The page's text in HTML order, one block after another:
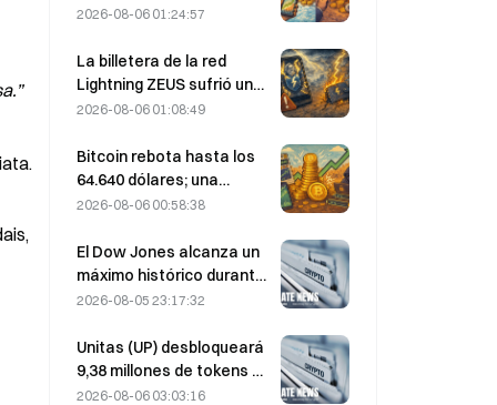
preferentes STRC de
fuerza; Block eleva sus
previsiones de resultados
para todo 2026
2026-08-06 01:24:57
La billetera de la red
Lightning ZEUS sufrió un
ataque y está
servicio; el equipo oficial
afirma que los fondos de
los usuarios no se han
2026-08-06 01:08:49
Bitcoin rebota hasta los
64.640 dólares; una
vulnerabilidad de Coldcard
a máximos de tres meses
2026-08-06 00:58:38
El Dow Jones alcanza un
máximo histórico durante
la noche y extiende su
inversión en IA impulsa las
ganancias
2026-08-05 23:17:32
Unitas (UP) desbloqueará
9,38 millones de tokens el
13 de agosto, por valor de
2026-08-06 03:03:16